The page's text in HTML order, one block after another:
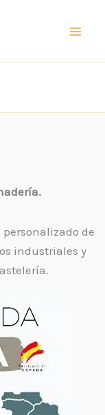
de
industriales y